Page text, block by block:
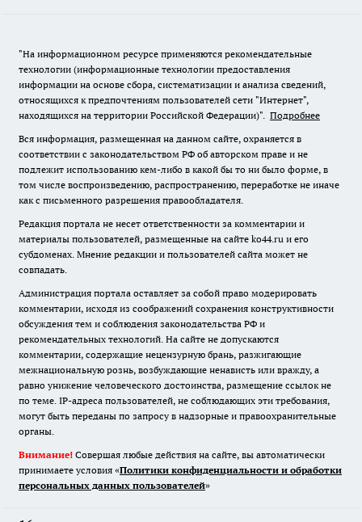
"На информационном ресурсе применяются рекомендательные
технологии (информационные технологии предоставления
информации на основе сбора, систематизации и анализа сведений,
относящихся к предпочтениям пользователей сети "Интернет",
находящихся на территории Российской Федерации)". Подробнее
Вся информация, размещенная на данном сайте, охраняется в
соответствии с законодательством РФ об авторском праве и не
подлежит использованию кем-либо в какой бы то ни было форме, в
том числе воспроизведению, распространению, переработке не иначе
как с письменного разрешения правообладателя.
Редакция портала не несет ответственности за комментарии и
материалы пользователей, размещенные на сайте ko44.ru и его
субдоменах. Мнение редакции и пользователей сайта может не
совпадать.
Администрация портала оставляет за собой право модерировать
комментарии, исходя из соображений сохранения конструктивности
обсуждения тем и соблюдения законодательства РФ и
рекомендательных технологий. На сайте не допускаются
комментарии, содержащие нецензурную брань, разжигающие
межнациональную рознь, возбуждающие ненависть или вражду, а
равно унижение человеческого достоинства, размещение ссылок не
по теме. IP-адреса пользователей, не соблюдающих эти требования,
могут быть переданы по запросу в надзорные и правоохранительные
органы.
Внимание! Совершая любые действия на сайте, вы автоматически
принимаете условия «Политики конфиденциальности и обработки
персональных данных пользователей»